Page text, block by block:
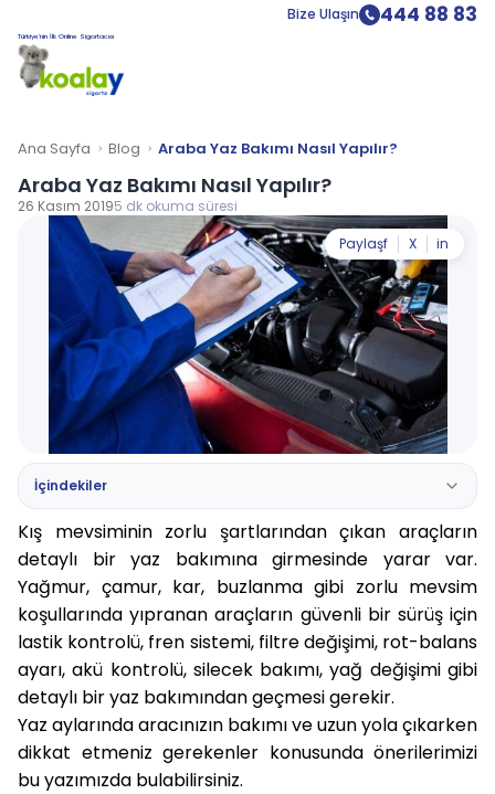
Bize Ulaşın 444 88 83
Türkiye’nin İlk Online Sigortacısı
Ana Sayfa Blog Araba Yaz Bakımı Nasıl Yapılır?
Araba Yaz Bakımı Nasıl Yapılır?
26 Kasım 20195 dk okuma süresi
Paylaşf X in
İçindekiler
Kış mevsiminin zorlu şartlarından çıkan araçların
detaylı bir yaz bakımına girmesinde yarar var.
Yağmur, çamur, kar, buzlanma gibi zorlu mevsim
koşullarında yıpranan araçların güvenli bir sürüş için
lastik kontrolü, fren sistemi, filtre değişimi, rot-balans
ayarı, akü kontrolü, silecek bakımı, yağ değişimi gibi
detaylı bir yaz bakımından geçmesi gerekir.
Yaz aylarında aracınızın bakımı ve uzun yola çıkarken
dikkat etmeniz gerekenler konusunda önerilerimizi
bu yazımızda bulabilirsiniz.